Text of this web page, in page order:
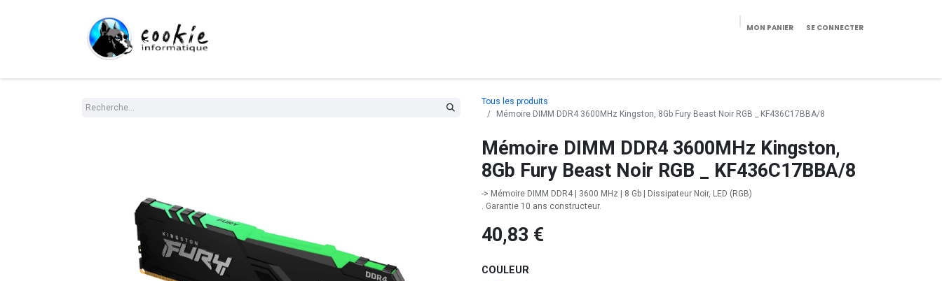
MON PANIER SE CONNECTER
Tous les produits
Mémoire DIMM DDR4 3600MHz Kingston, 8Gb Fury Beast Noir RGB _ KF436C17BBA/8
Mémoire DIMM DDR4 3600MHz Kingston,
8Gb Fury Beast Noir RGB _ KF436C17BBA/8
-> Mémoire DIMM DDR4 | 3600 MHz | 8 Gb | Dissipateur Noir, LED (RGB)
. Garantie 10 ans constructeur.
40,83 €
COULEUR